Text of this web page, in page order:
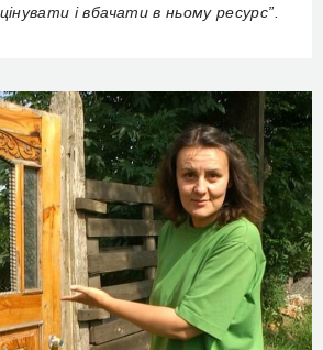
і вбачати в ньому ресурс”.